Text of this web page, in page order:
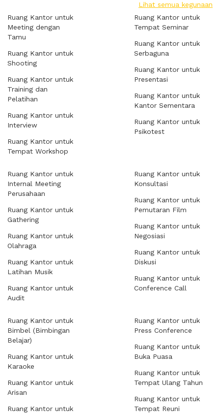
Lihat semua kegunaan
Ruang Kantor untuk
Meeting dengan
Tamu
Ruang Kantor untuk
Shooting
Ruang Kantor untuk
Training dan
Pelatihan
Ruang Kantor untuk
Interview
Ruang Kantor untuk
Tempat Workshop
Ruang Kantor untuk
Tempat Seminar
Ruang Kantor untuk
Serbaguna
Ruang Kantor untuk
Presentasi
Ruang Kantor untuk
Kantor Sementara
Ruang Kantor untuk
Psikotest
Ruang Kantor untuk
Internal Meeting
Perusahaan
Ruang Kantor untuk
Gathering
Ruang Kantor untuk
Olahraga
Ruang Kantor untuk
Latihan Musik
Ruang Kantor untuk
Audit
Ruang Kantor untuk
Konsultasi
Ruang Kantor untuk
Pemutaran Film
Ruang Kantor untuk
Negosiasi
Ruang Kantor untuk
Diskusi
Ruang Kantor untuk
Conference Call
Ruang Kantor untuk
Bimbel (Bimbingan
Belajar)
Ruang Kantor untuk
Karaoke
Ruang Kantor untuk
Arisan
Ruang Kantor untuk
Ruang Kantor untuk
Press Conference
Ruang Kantor untuk
Buka Puasa
Ruang Kantor untuk
Tempat Ulang Tahun
Ruang Kantor untuk
Tempat Reuni